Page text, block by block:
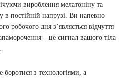
вироблення мелатоніну та
в постійній напрузі. Ви напевно
робочого дня з’являється відчуття
– це сигнал вашого тіла
боротися з технологіями, а